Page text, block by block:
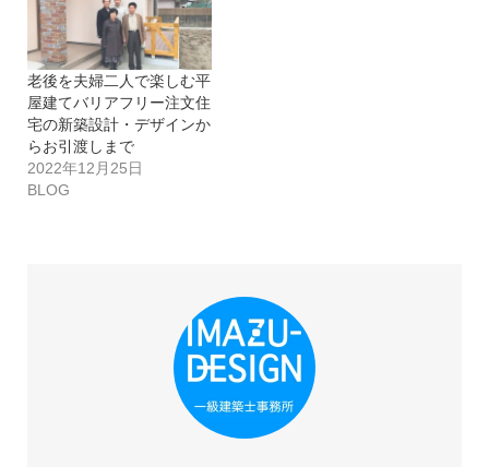
老後を夫婦二人で楽しむ平
屋建てバリアフリー注文住
宅の新築設計・デザインか
らお引渡しまで
2022年12月25日
BLOG